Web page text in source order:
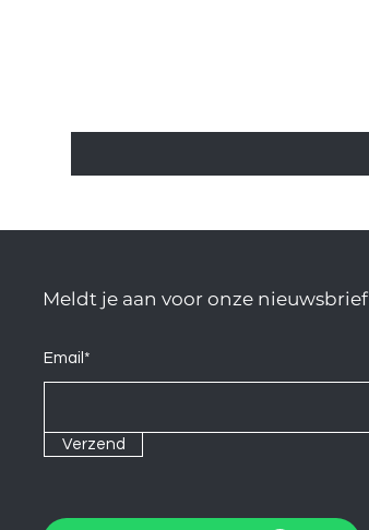
Meldt je aan voor onze nieuwsbrief
Email*
Verzend